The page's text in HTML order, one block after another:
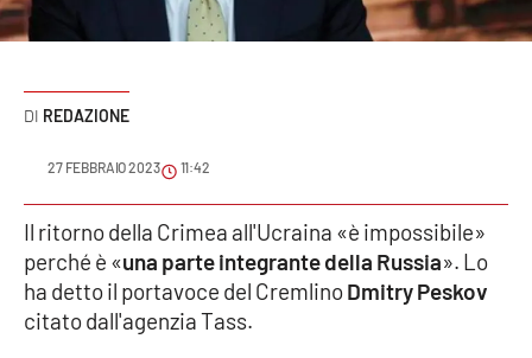
Meteo
Editoriali
REDAZIONE
27 FEBBRAIO 2023 11:42
Il ritorno della Crimea all'Ucraina «è impossibile»
perché è «una parte integrante della Russia». Lo
ha detto il portavoce del CremlinoDmitry Peskov
citato dall'agenzia Tass.